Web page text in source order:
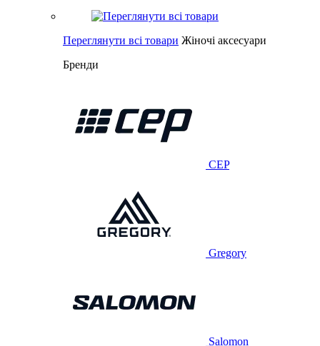
Переглянути всі товари Жіночі аксесуари
Бренди
CEP
Gregory
Salomon